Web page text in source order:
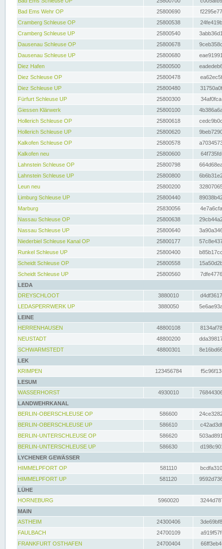
Bad Ems Wehr OP
25800690
Cramberg Schleuse OP
25800538
Cramberg Schleuse UP
25800540
Dausenau Schleuse OP
25800678
Dausenau Schleuse UP
25800680
Diez Hafen
25800500
Diez Schleuse OP
25800478
Diez Schleuse UP
25800480
Fürfurt Schleuse UP
25800300
Giessen Klärwerk
25800100
Hollerich Schleuse OP
25800618
Hollerich Schleuse UP
25800620
Kalkofen Schleuse OP
25800578
Kalkofen neu
25800600
Lahnstein Schleuse OP
25800798
Lahnstein Schleuse UP
25800800
Leun neu
25800200
Limburg Schleuse UP
25800440
Marburg
25830056
Nassau Schleuse OP
25800638
Nassau Schleuse UP
25800640
Niederbiel Schleuse Kanal OP
25800177
Runkel Schleuse UP
25800400
Scheidt Schleuse OP
25800558
Scheidt Schleuse UP
25800560
LEDA
DREYSCHLOOT
3880010
LEDASPERRWERK UP
3880050
LEINE
HERRENHAUSEN
48800108
NEUSTADT
48800200
SCHWARMSTEDT
48800301
LEK
KRIMPEN
123456784
LESUM
WASSERHORST
4930010
LANDWEHRKANAL
BERLIN-OBERSCHLEUSE OP
586600
BERLIN-OBERSCHLEUSE UP
586610
BERLIN-UNTERSCHLEUSE OP
586620
BERLIN-UNTERSCHLEUSE UP
586630
LYCHENER GEWÄSSER
HIMMELPFORT OP
581110
HIMMELPFORT UP
581120
LÜHE
HORNEBURG
5960020
MAIN
ASTHEIM
24300406
FAULBACH
24700109
FRANKFURT OSTHAFEN
24700404